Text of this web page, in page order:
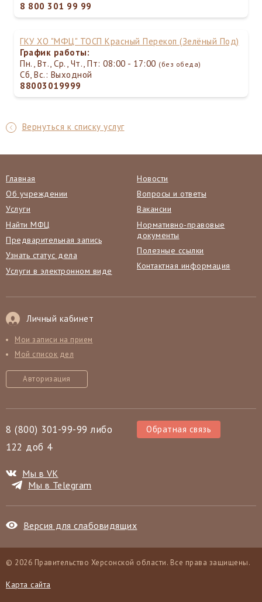
8 800 301 99 99
ГКУ ХО "МФЦ" ТОСП Красный Перекоп (Зелёный Под)
График работы:
Пн., Вт., Ср., Чт., Пт: 08:00 - 17:00 (без обеда)
Сб, Вс.: Выходной
88003019999
Вернуться к списку услуг
Главная
Об учреждении
Услуги
Найти МФЦ
Предварительная запись
Узнать статус дела
Услуги в электронном виде
Новости
Вопросы и ответы
Вакансии
Нормативно-правовые
документы
Полезные ссылки
Контактная информация
Личный кабинет
Мои записи на прием
Мой список дел
Авторизация
8 (800) 301-99-99 либо
122 доб 4
Обратная связь
Мы в VK
Мы в Telegram
Версия для слабовидящих
© 2026 Правительство Херсонской области. Все права защищены.
Карта сайта